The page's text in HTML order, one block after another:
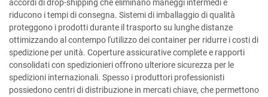
accordi di drop-shipping che eliminano maneggi intermedi e
riducono i tempi di consegna. Sistemi di imballaggio di qualità
proteggono i prodotti durante il trasporto su lunghe distanze
ottimizzando al contempo l'utilizzo dei container per ridurre i costi di
spedizione per unità. Coperture assicurative complete e rapporti
consolidati con spedizionieri offrono ulteriore sicurezza per le
spedizioni internazionali. Spesso i produttori professionisti
possiedono centri di distribuzione in mercati chiave, che permettono